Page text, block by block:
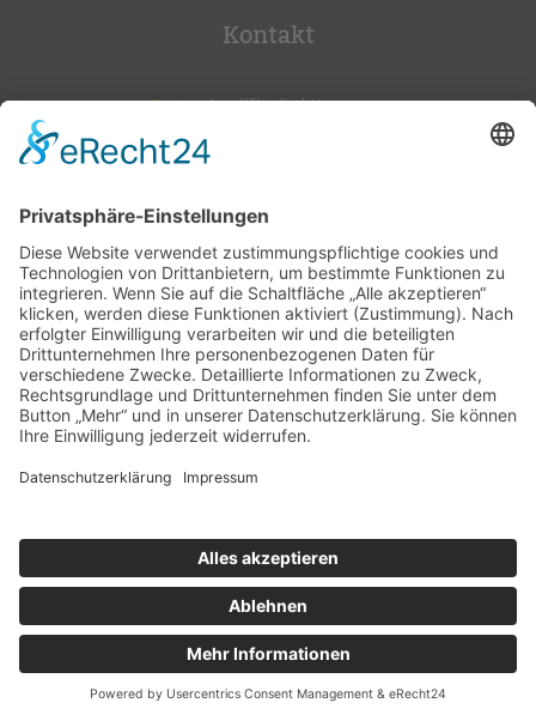
Kontakt
tandem BTL gGmbH
10783 Berlin
Fax 030 44 336040
E-Mail:office@tandembtl.de
Karriere
Melden Sie sich hier für unseren
Newsletteran.
Schreiben Sie uns.
X